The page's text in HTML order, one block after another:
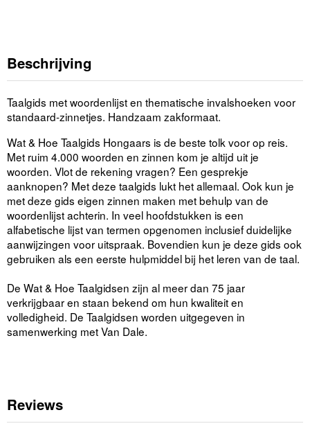
Beschrijving
Taalgids met woordenlijst en thematische invalshoeken voor
standaard-zinnetjes. Handzaam zakformaat.
Wat & Hoe Taalgids Hongaars is de beste tolk voor op reis.
Met ruim 4.000 woorden en zinnen kom je altijd uit je
woorden. Vlot de rekening vragen? Een gesprekje
aanknopen? Met deze taalgids lukt het allemaal. Ook kun je
met deze gids eigen zinnen maken met behulp van de
woordenlijst achterin. In veel hoofdstukken is een
alfabetische lijst van termen opgenomen inclusief duidelijke
aanwijzingen voor uitspraak. Bovendien kun je deze gids ook
gebruiken als een eerste hulpmiddel bij het leren van de taal.
De Wat & Hoe Taalgidsen zijn al meer dan 75 jaar
verkrijgbaar en staan bekend om hun kwaliteit en
volledigheid. De Taalgidsen worden uitgegeven in
samenwerking met Van Dale.
Reviews